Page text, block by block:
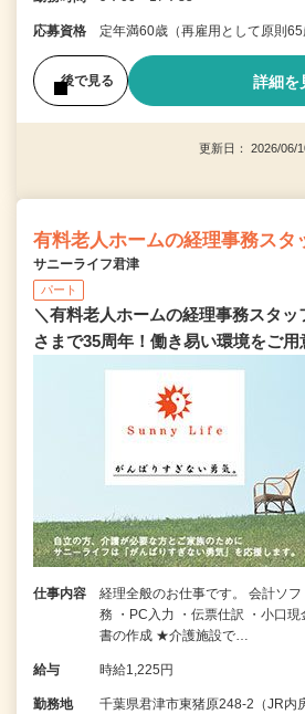
応募資格 定年満60歳（再雇用として原則65
後で見る 詳細を
更新日： 2026/
有料老人ホームの経理事務スタ
サニーライフ君津
パート
＼有料老人ホームの経理事務スタ
さまで35周年！働き易い環境をご用
仕事内容
経理全般のお仕事です。 会計ソ
務 ・PC入力 ・伝票仕訳 ・小口
書の作成 ★介護施設で…
給与 時給1,225円
勤務地
千葉県君津市東猪原248-2（JR内